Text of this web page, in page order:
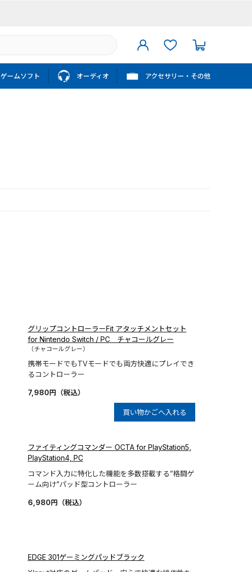
ゲームソフト オーディオ アクセサリー・その他
グリップコントローラーFit アタッチメントセット
for Nintendo Switch / PC チャコールグレー
（チャコールグレー）
携帯モードでもTVモードでも両方快適にプレイでき
るコントローラー
7,980円 （税込）
買い物かごへ入れる
ファイティングコマンダー OCTA for PlayStation5,
PlayStation4, PC
コマンド入力に特化した機能を多数搭載する”格闘ゲ
ーム向け”パッド型コントローラー
6,980円 （税込）
EDGE 301ゲーミングパッドブラック